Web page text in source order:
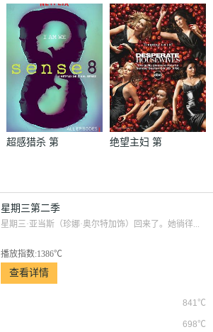
二季
超感猎杀 第
绝望主妇 第
星期三第二季
星期三·亚当斯（珍娜·奥尔特加饰）回来了。她徜徉...
播放指数:1386℃
查看详情
841℃
698℃